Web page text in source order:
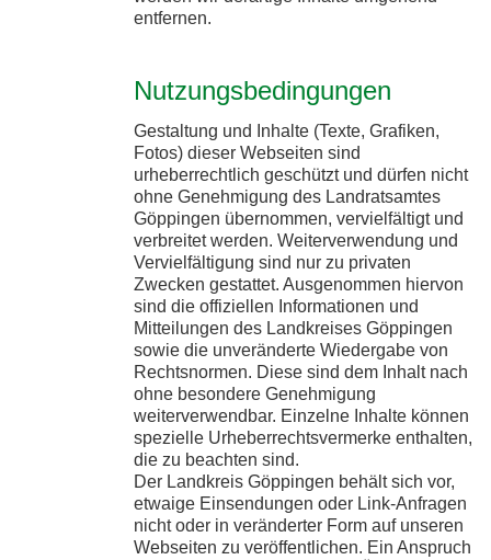
entfernen.
Nutzungsbedingungen
Gestaltung und Inhalte (Texte, Grafiken,
Fotos) dieser Webseiten sind
urheberrechtlich geschützt und dürfen nicht
ohne Genehmigung des Landratsamtes
Göppingen übernommen, vervielfältigt und
verbreitet werden. Weiterverwendung und
Vervielfältigung sind nur zu privaten
Zwecken gestattet. Ausgenommen hiervon
sind die offiziellen Informationen und
Mitteilungen des Landkreises Göppingen
sowie die unveränderte Wiedergabe von
Rechtsnormen. Diese sind dem Inhalt nach
ohne besondere Genehmigung
weiterverwendbar. Einzelne Inhalte können
spezielle Urheberrechtsvermerke enthalten,
die zu beachten sind.
Der Landkreis Göppingen behält sich vor,
etwaige Einsendungen oder Link-Anfragen
nicht oder in veränderter Form auf unseren
Webseiten zu veröffentlichen. Ein Anspruch